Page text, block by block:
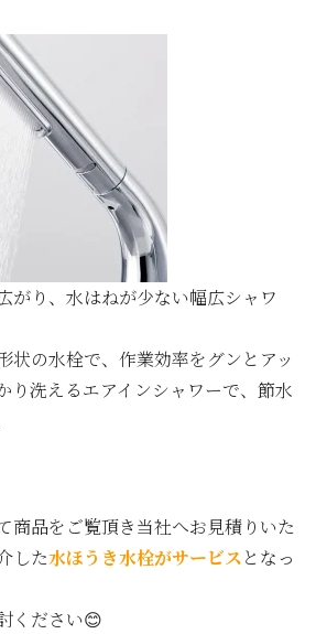
がり、水はねが少ない幅広シャワ
状の水栓で、作業効率をグンとアッ
り洗えるエアインシャワーで、節水
商品をご覧頂き当社へお見積りいた
した水ほうき水栓がサービスとなっ
ください😊